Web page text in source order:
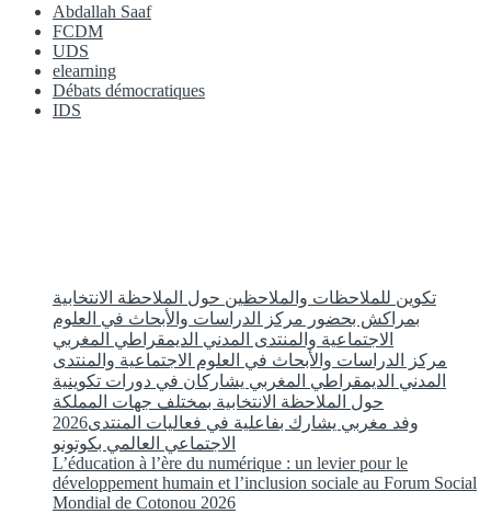
Abdallah Saaf
FCDM
UDS
elearning
Débats démocratiques
IDS
تكوين للملاحظات والملاحظين حول الملاحظة الانتخابية
بمراكش بحضور مركز الدراسات والأبحاث في العلوم
الاجتماعية والمنتدى المدني الديمقراطي المغربي
مركز الدراسات والأبحاث في العلوم الاجتماعية والمنتدى
المدني الديمقراطي المغربي يشاركان في دورات تكوينية
حول الملاحظة الانتخابية بمختلف جهات المملكة
2026وفد مغربي يشارك بفاعلية في فعاليات المنتدى
الاجتماعي العالمي بكوتونو
L’éducation à l’ère du numérique : un levier pour le
développement humain et l’inclusion sociale au Forum Social
Mondial de Cotonou 2026